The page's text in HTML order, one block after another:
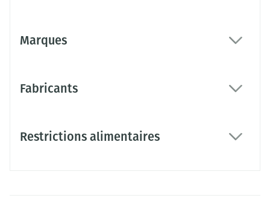
Marques
Fabricants
Restrictions alimentaires